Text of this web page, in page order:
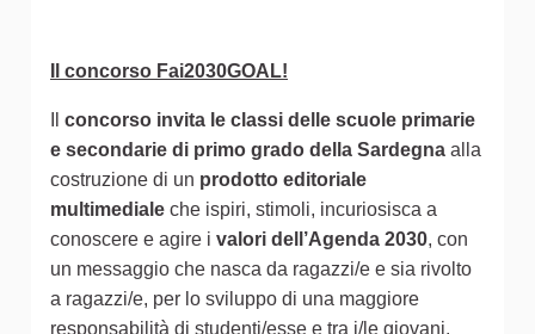
Il concorso Fai2030GOAL!
concorso invita le classi delle scuole primarie
e secondarie di primo grado della Sardegna alla
costruzione di un prodotto editoriale
multimediale che ispiri, stimoli, incuriosisca a
conoscere e agire i valori dell’Agenda 2030, con
un messaggio che nasca da ragazzi/e e sia rivolto
a ragazzi/e, per lo sviluppo di una maggiore
responsabilità di studenti/esse e tra i/le giovani.